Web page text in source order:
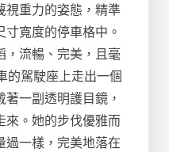
視重力的姿態，精準
寬度的停車格中。
，流暢、完美，且毫
駕駛座上走出一個
一副透明護目鏡，
來。她的步伐優雅而
過一樣，完美地落在